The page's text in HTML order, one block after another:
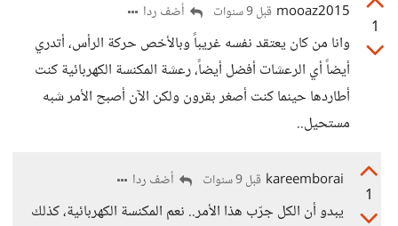
1
mooaz2015 قبل 9 سنوات أضف ردا
وانا من كان يعتقد نفسه غريباً وبالأخص حركة الرأس، أتدري
أيضاً أي الرعشات أفضل أيضاً، رعشة المكنسة الكهربائية كنت
أطاردها حينما كنت أصغر بقرون ولكن الآن أصبح الأمر شبه
مستحيل..
1
kareemborai قبل 9 سنوات أضف ردا
يبدو أن الكل جرّب هذا الأمر.. نعم المكنسة الكهربائية، كذلك